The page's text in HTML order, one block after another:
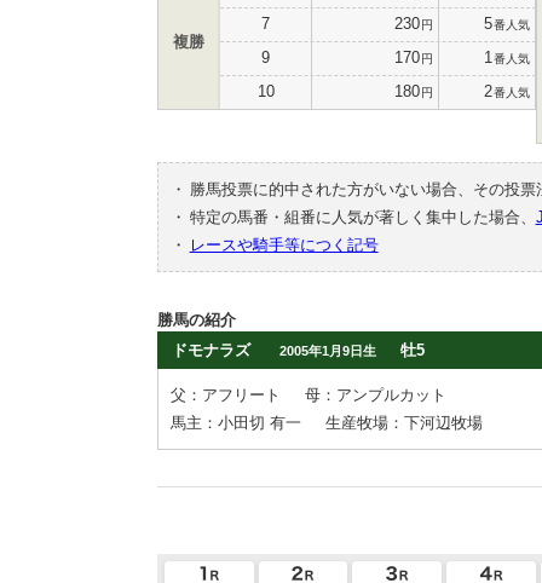
複勝
7 230円 5番人気
9 170円 1 番人気
10 180円 2番人気
・
勝馬投票に的中された方がいない場合、その投
・ 特定の馬番・組番に人気が著しく集中した場合、
・
レースや騎手等につく記号
勝馬の紹介
ドモナラズ
2005年1月9日生 牡5
父：アフリート
母：アンプルカット
馬主：小田切 有一
生産牧場：下河辺牧場